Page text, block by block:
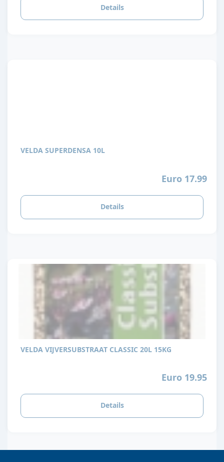
Details
VELDA SUPERDENSA 10L
Euro 17.99
Details
VELDA VIJVERSUBSTRAAT CLASSIC 20L 15KG
Euro 19.95
Details